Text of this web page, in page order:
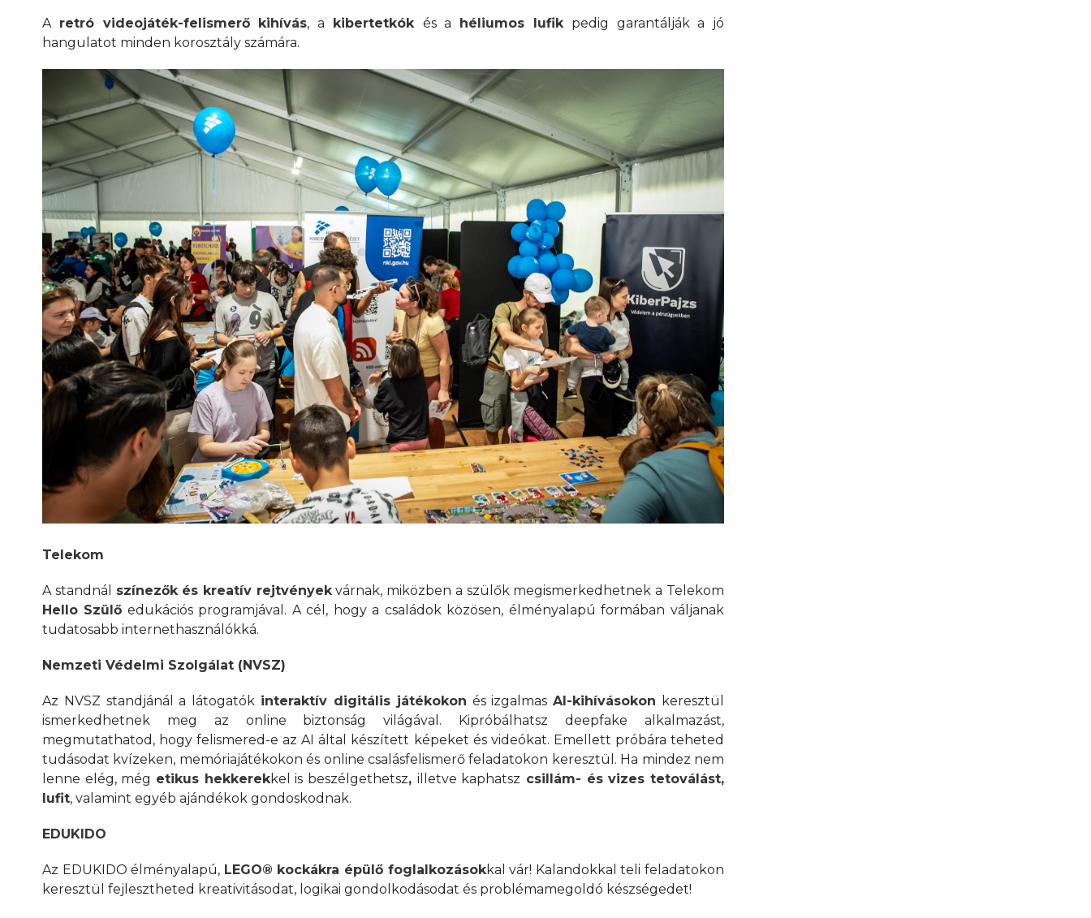
A retró videojáték-felismerő kihívás, a kibertetkók és a héliumos lufikpedig garantálják a jó
hangulatot minden korosztály számára.
Telekom
A standnál színezők és kreatív rejtvényekvárnak, miközben a szülők megismerkedhetnek a Telekom
Hello Szülő edukációs programjával. A cél, hogy a családok közösen, élményalapú formában váljanak
tudatosabb internethasználókká.
Nemzeti Védelmi Szolgálat (NVSZ)
Az NVSZ standjánál a látogatók interaktív digitális játékokon és izgalmasAI-kihívásokon keresztül
ismerkedhetnek meg az online biztonság világával. Kipróbálhatsz deepfake alkalmazást,
megmutathatod, hogy felismered-e az AI által készített képeket és videókat. Emellett próbára teheted
tudásodat kvízeken, memóriajátékokon és online csalásfelismerő feladatokon keresztül. Ha mindez nem
lenne elég, még etikus hekkerekkel is beszélgethetsz, illetve kaphatsz csillám- és vizes tetoválást,
lufit, valamint egyéb ajándékok gondoskodnak.
EDUKIDO
Az EDUKIDO élményalapú, LEGO® kockákra épülő foglalkozásokkal vár! Kalandokkal teli feladatokon
keresztül fejlesztheted kreativitásodat, logikai gondolkodásodat és problémamegoldó készségedet!